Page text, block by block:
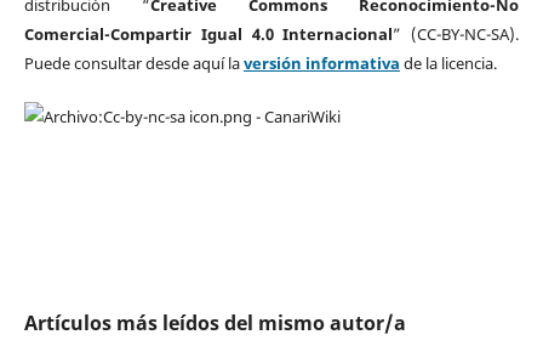
Comercial-Compartir Igual 4.0 Internacional” (CC-BY-NC-SA).
Puede consultar desde aquí laversión informativa de la licencia.
Artículos más leídos del mismo autor/a